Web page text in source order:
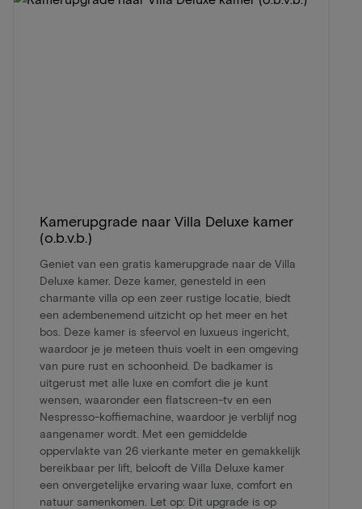
Kamerupgrade naar Villa Deluxe kamer
(o.b.v.b.)
Geniet van een gratis kamerupgrade naar de Villa
Deluxe kamer. Deze kamer, genesteld in een
charmante villa op een zeer rustige locatie, biedt
een adembenemend uitzicht op het meer en het
bos. Deze kamer is sfeervol en luxueus ingericht,
waardoor je je meteen thuis voelt in een omgeving
van pure rust en schoonheid. De badkamer is
uitgerust met alle luxe en comfort die je kunt
wensen, waaronder een flatscreen-tv en een
Nespresso-koffiemachine, waardoor je verblijf nog
aangenamer wordt. Met een gemiddelde
oppervlakte van 26 vierkante meter en gemakkelijk
bereikbaar per lift, belooft de Villa Deluxe kamer
een onvergetelijke ervaring waar luxe, comfort en
natuur samenkomen. Let op: Dit upgrade is op